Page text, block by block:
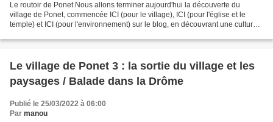
Le routoir de Ponet Nous allons terminer aujourd'hui la découverte du
village de Ponet, commencée ICI (pour le village), ICI (pour l'église et le
temple) et ICI (pour l'environnement) sur le blog, en découvrant une culture
Le village de Ponet 3 : la sortie du village et les
paysages / Balade dans la Drôme
Publié le 25/03/2022 à 06:00
Par manou